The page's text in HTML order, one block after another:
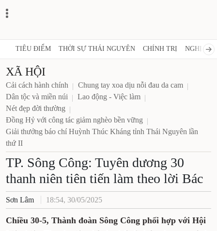
TIÊU ĐIỂM THỜI SỰ THÁI NGUYÊN CHÍNH TRỊ NGHỊ
XÃ HỘI
Cải cách hành chính
Chung tay xoa dịu nỗi đau da cam
Dân tộc và miền núi
Lao động - Việc làm
Nét đẹp đời thường
Đồng Hỷ với công tác giảm nghèo bền vững
Giải thưởng báo chí Huỳnh Thúc Kháng tỉnh Thái Nguyên lần
thứ II
TP. Sông Công: Tuyên dương 30
thanh niên tiên tiến làm theo lời Bác
Sơn Lâm 18:54, 30/05/2025
Chiều 30-5, Thành đoàn Sông Công phối hợp với Hội